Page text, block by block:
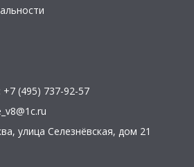
+7 (495) 737-92-57
, улица Селезнёвская, дом 21